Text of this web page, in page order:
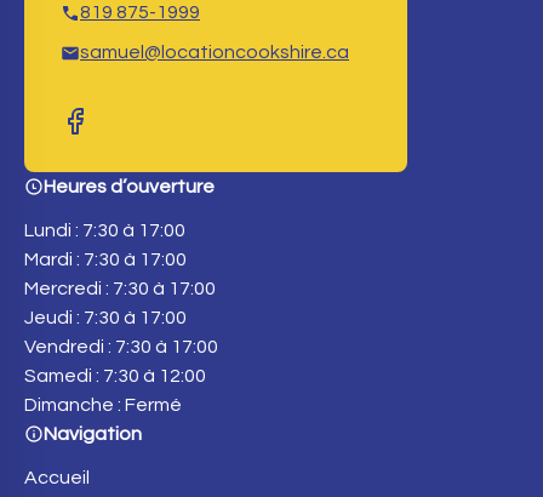
819 875-1999
samuel@locationcookshire.ca
Heures d’ouverture
Lundi : 7:30 à 17:00
Mardi : 7:30 à 17:00
Mercredi : 7:30 à 17:00
Jeudi : 7:30 à 17:00
Vendredi : 7:30 à 17:00
Samedi : 7:30 à 12:00
Dimanche : Fermé
Navigation
Accueil